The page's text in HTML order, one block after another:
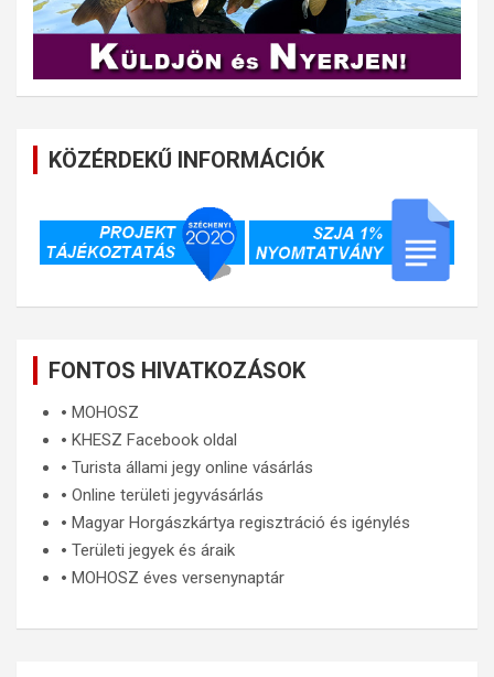
KÖZÉRDEKŰ INFORMÁCIÓK
FONTOS HIVATKOZÁSOK
🞄 MOHOSZ
🞄 KHESZ Facebook oldal
🞄 Turista állami jegy online vásárlás
🞄 Online területi jegyvásárlás
🞄 Magyar Horgászkártya regisztráció és igénylés
🞄 Területi jegyek és áraik
🞄 MOHOSZ éves versenynaptár